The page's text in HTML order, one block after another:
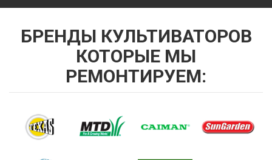
БРЕНДЫ КУЛЬТИВАТОРОВ
КОТОРЫЕ МЫ
РЕМОНТИРУЕМ: